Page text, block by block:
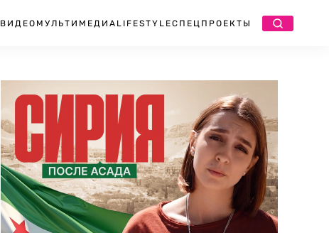
ВИДЕО МУЛЬТИМЕДИА LIFESTYLEСПЕЦПРОЕКТЫ